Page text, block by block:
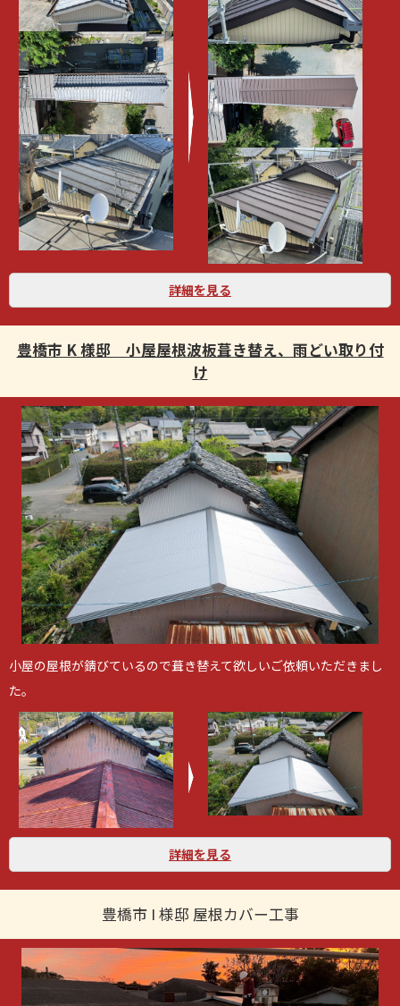
詳細を見る
豊橋市 K 様邸 小屋屋根波板葺き替え、雨どい取り付
け
小屋の屋根が錆びているので葺き替えて欲しいご依頼いただきまし
た。
詳細を見る
豊橋市 I 様邸 屋根カバー工事